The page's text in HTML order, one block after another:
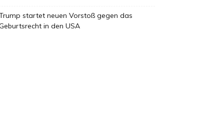
startet neuen Vorstoß gegen das
in den USA